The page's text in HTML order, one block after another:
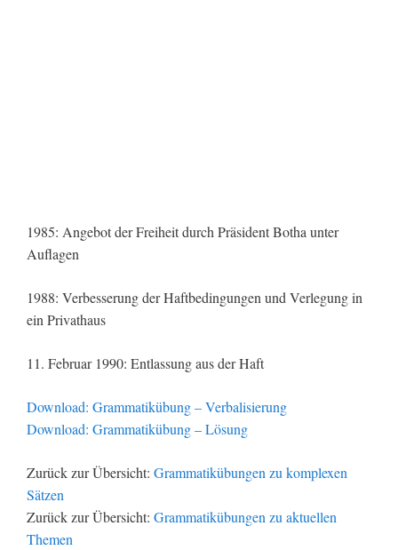
1985: Angebot der Freiheit durch Präsident Botha unter
Auflagen
1988: Verbesserung der Haftbedingungen und Verlegung in
ein Privathaus
11. Februar 1990: Entlassung aus der Haft
Download: Grammatikübung – Verbalisierung
Download: Grammatikübung – Lösung
Zurück zur Übersicht: Grammatikübungen zu komplexen
Sätzen
Zurück zur Übersicht: Grammatikübungen zu aktuellen
Themen